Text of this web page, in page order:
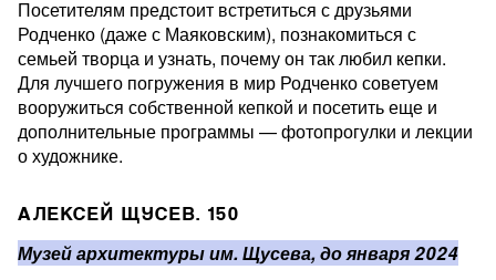
Посетителям предстоит встретиться с друзьями
Родченко (даже с Маяковским), познакомиться с
семьей творца и узнать, почему он так любил кепки.
Для лучшего погружения в мир Родченко советуем
вооружиться собственной кепкой и посетить еще и
дополнительные программы — фотопрогулки и лекции
о художнике.
АЛЕКСЕЙ ЩУСЕВ. 150
Музей архитектуры им. Щусева, до января 2024